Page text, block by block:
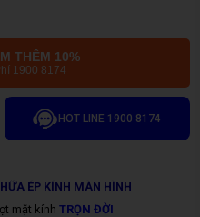
THÊM 10%
1900 8174
HOT LINE 1900 8174
ÉP KÍNH MÀN HÌNH
mặt kính TRỌN ĐỜI